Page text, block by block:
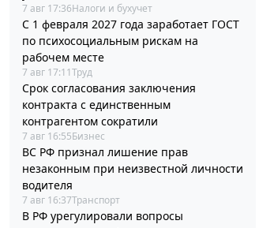
7 авг 17:36Налоги и бухучет
С 1 февраля 2027 года заработает ГОСТ
по психосоциальным рискам на
рабочем месте
7 авг 17:11Труд
Срок согласования заключения
контракта с единственным
контрагентом сократили
7 авг 16:55Бизнес
ВС РФ признал лишение прав
незаконным при неизвестной личности
водителя
7 авг 16:37Транспорт
В РФ урегулировали вопросы